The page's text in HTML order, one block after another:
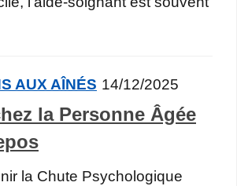
AUX AÎNÉS 14/12/2025
la Personne Âgée
la Chute Psychologique